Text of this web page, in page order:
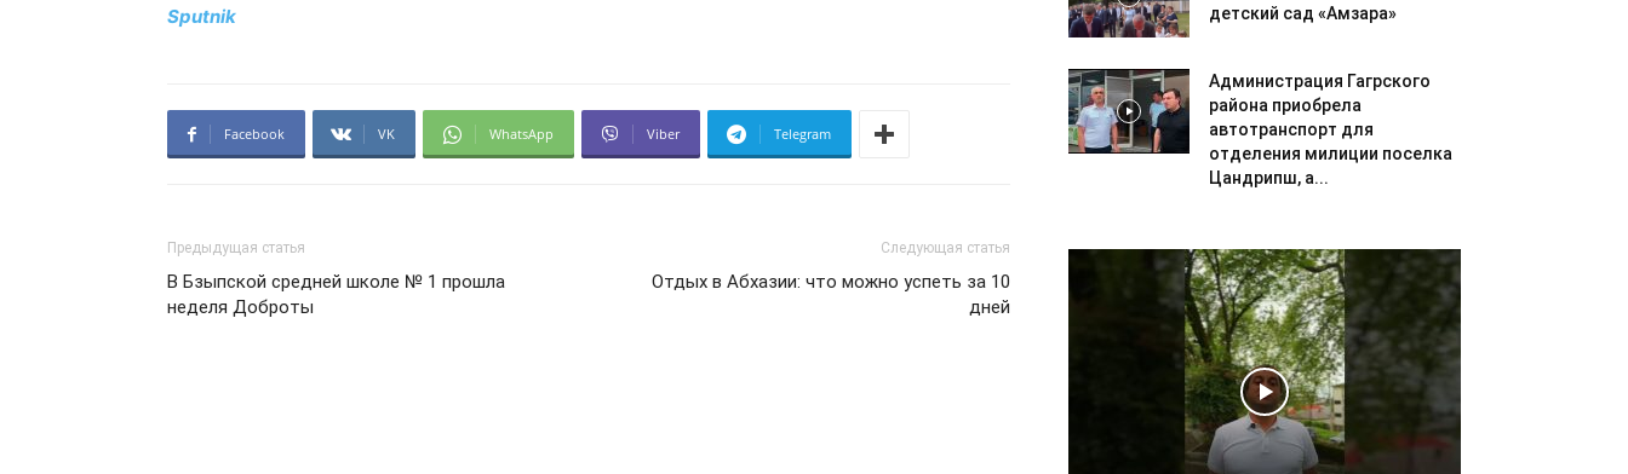
Sputnik
Facebook VK WhatsApp Viber Telegram
Предыдущая статья
В Бзыпской средней школе № 1 прошла
неделя Доброты
Следующая статья
Отдых в Абхазии: что можно успеть за 10
дней
детский сад «Амзара»
Администрация Гагрского
района приобрела
автотранспорт для
отделения милиции поселка
Цандрипш, а...